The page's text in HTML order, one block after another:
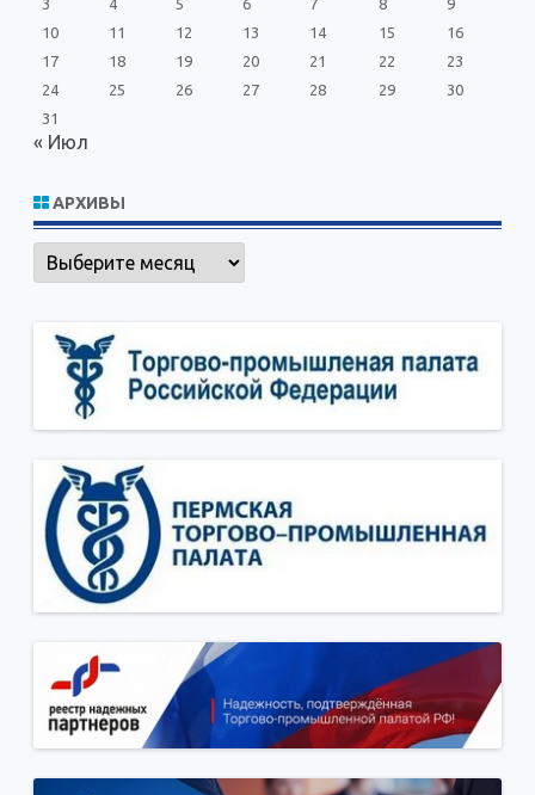
3
4 5 6 7 8
9
10
11 12 13 14 15
16
17
18 19 20 21 22
23
24
25 26 27 28 29
30
31
« Июл
АРХИВЫ
Архивы